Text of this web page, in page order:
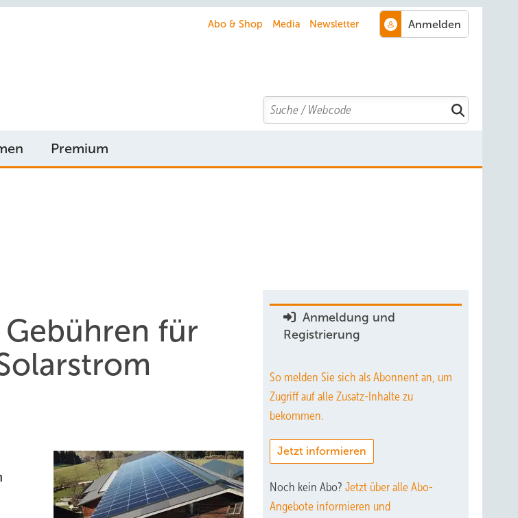
Abo & Shop Media Newsletter
Search
Premium
für
Anmeldung und
Registrierung
So melden Sie sich als Abonnent an, um
Zugriff auf alle Zusatz-Inhalte zu
bekommen.
Jetzt informieren
Noch kein Abo? Jetzt über alle Abo-
Angebote informieren und